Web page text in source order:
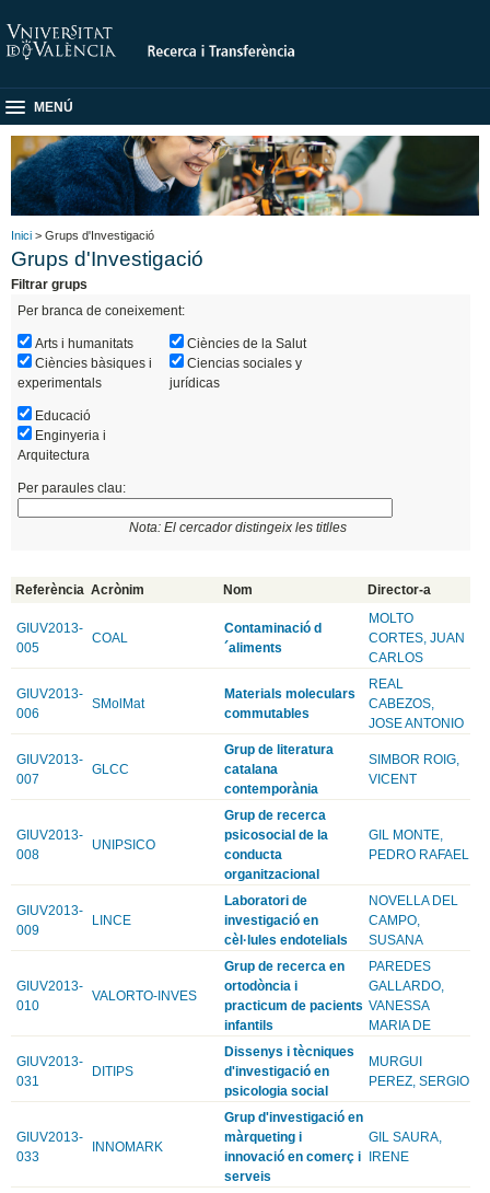
MENÚ
Inici > Grups d'Investigació
Grups d'Investigació
Filtrar grups
Per branca de coneixement:
Arts i humanitats
Ciències bàsiques i
experimentals
Ciències de la Salut
Ciencias sociales y
jurídicas
Educació
Enginyeria i
Arquitectura
Per paraules clau:
Nota: El cercador distingeix les titlles
Referència Acrònim Nom Director-a
GIUV2013-
005
COAL
Contaminació d
´aliments
MOLTO
CORTES, JUAN
CARLOS
GIUV2013-
006
SMolMat
Materials moleculars
commutables
REAL
CABEZOS,
JOSE ANTONIO
GIUV2013-
007
GLCC
Grup de literatura
catalana
contemporània
SIMBOR ROIG,
VICENT
GIUV2013-
008
UNIPSICO
Grup de recerca
psicosocial de la
conducta
organitzacional
GIL MONTE,
PEDRO RAFAEL
GIUV2013-
009
LINCE
Laboratori de
investigació en
cèl·lules endotelials
NOVELLA DEL
CAMPO,
SUSANA
GIUV2013-
010
VALORTO-INVES
Grup de recerca en
ortodòncia i
practicum de pacients
infantils
PAREDES
GALLARDO,
VANESSA
MARIA DE
GIUV2013-
031
DITIPS
Dissenys i tècniques
d'investigació en
psicologia social
MURGUI
PEREZ, SERGIO
GIUV2013-
033
INNOMARK
Grup d'investigació en
màrqueting i
innovació en comerç i
serveis
GIL SAURA,
IRENE